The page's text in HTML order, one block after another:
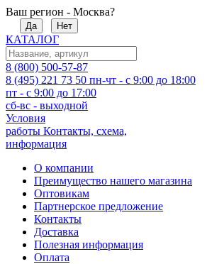
Ваш регион - Москва?
Да Нет
КАТАЛОГ
8 (800) 500-57-87
8 (495) 221 73 50 пн-чт - с 9:00 до 18:00
пт - с 9:00 до 17:00
сб-вс - выходной
Условия
работы Контакты, схема,
информация
О компании
Преимущество нашего магазина
Оптовикам
Партнерское предложение
Контакты
Доставка
Полезная информация
Оплата